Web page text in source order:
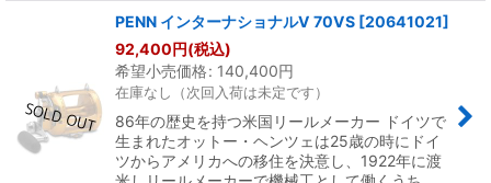
PENN インターナショナルV 70VS [20641021]
92,400円(税込)
希望小売価格: 140,400円
在庫なし（次回入荷は未定です）
86年の歴史を持つ米国リールメーカー ドイツで
生まれたオットー・ヘンツェは25歳の時にドイ
ツからアメリカへの移住を決意し、1922年に渡